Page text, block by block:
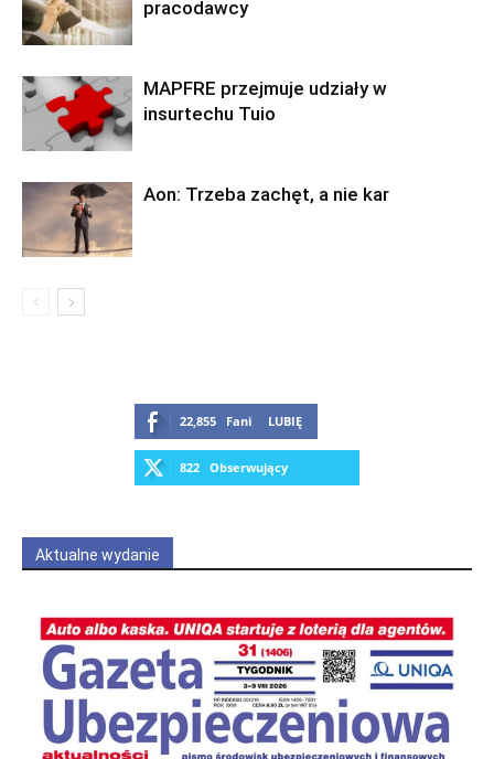
pracodawcy
MAPFRE przejmuje udziały w
insurtechu Tuio
Aon: Trzeba zachęt, a nie kar
22,855 Fani LUBIĘ
822 Obserwujący
Aktualne wydanie